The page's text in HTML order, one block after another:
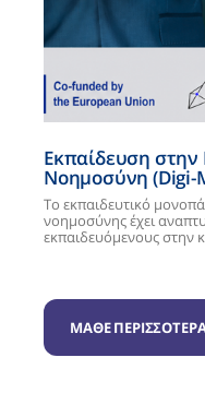
Εκπαίδευση
Νοημοσύνη (Digi-
Το εκπαιδευτικό
νοημοσύνης έχει
εκπαιδευόμενους στην
ΜΑΘΕ